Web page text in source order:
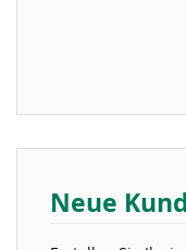
Neue